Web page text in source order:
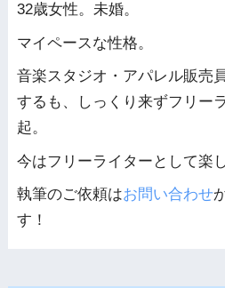
32歳女性。未婚。
マイペースな性格。
音楽スタジオ・アパレル販売
するも、しっくり来ずフリー
起。
今はフリーライターとして楽
執筆のご依頼はお問い合わせ
す！